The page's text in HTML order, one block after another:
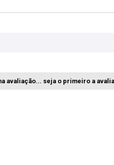
avaliação... seja o primeiro a